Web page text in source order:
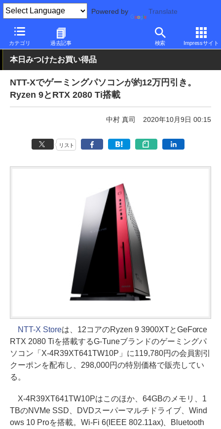
Powered by Translate
カテゴリ 過去記事 検索 Impressサイト
PC Watch パソコン/タブレット/スマートフォン ゲーミングパソ
本日みつけたお買い得品
NTT-Xでゲーミングパソコンが約12万円引き。
Ryzen 9とRTX 2080 Ti搭載
中村 真司 2020年10月9日 00:15
リスト
NTT-X Storeは、12コアのRyzen 9 3900XTとGeForce
RTX 2080 Tiを搭載するG-Tuneブランドのゲーミングパ
ソコン「X-4R39XT641TW10P」に119,780円の会員割引
クーポンを配布し、298,000円の特別価格で販売してい
る。
X-4R39XT641TW10Pはこのほか、64GBのメモリ、1
TBのNVMe SSD、DVDスーパーマルチドライブ、Wind
ows 10 Proを搭載。Wi-Fi 6(IEEE 802.11ax)、Bluetooth